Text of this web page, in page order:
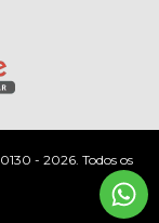
- 2026. Todos os